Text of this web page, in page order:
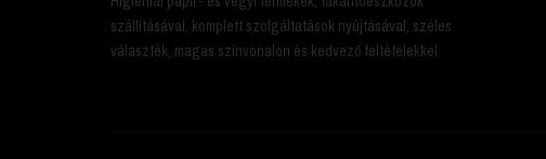
szállításával, komplett szolgáltatások nyújtásával, széles
választék, magas színvonalon és kedvező feltételekkel.